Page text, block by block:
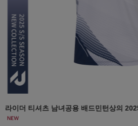
라이더 티셔츠 남녀공용 배드민턴상의